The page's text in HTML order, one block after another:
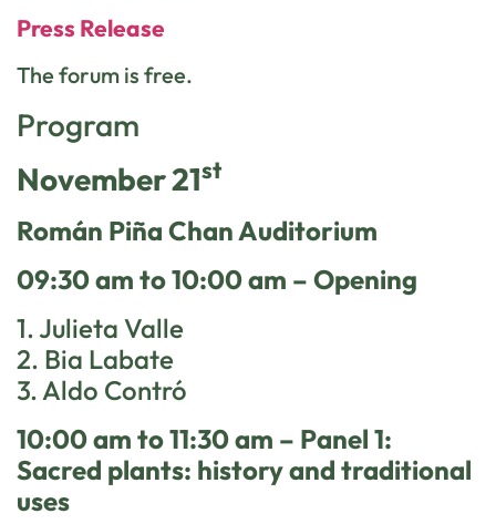
Press Release
The forum is free.
Program
November 21st
Román Piña Chan Auditorium
09:30 am to 10:00 am – Opening
1. Julieta Valle
2. Bia Labate
3. Aldo Contró
10:00 am to 11:30 am – Panel 1:
Sacred plants: history and traditional
uses